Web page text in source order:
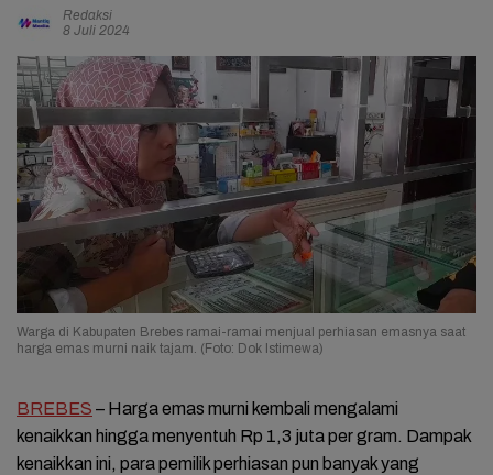
Redaksi
8 Juli 2024
Warga di Kabupaten Brebes ramai-ramai menjual perhiasan emasnya saat
harga emas murni naik tajam. (Foto: Dok Istimewa)
BREBES – Harga emas murni kembali mengalami
kenaikkan hingga menyentuh Rp 1,3 juta per gram. Dampak
kenaikkan ini, para pemilik perhiasan pun banyak yang